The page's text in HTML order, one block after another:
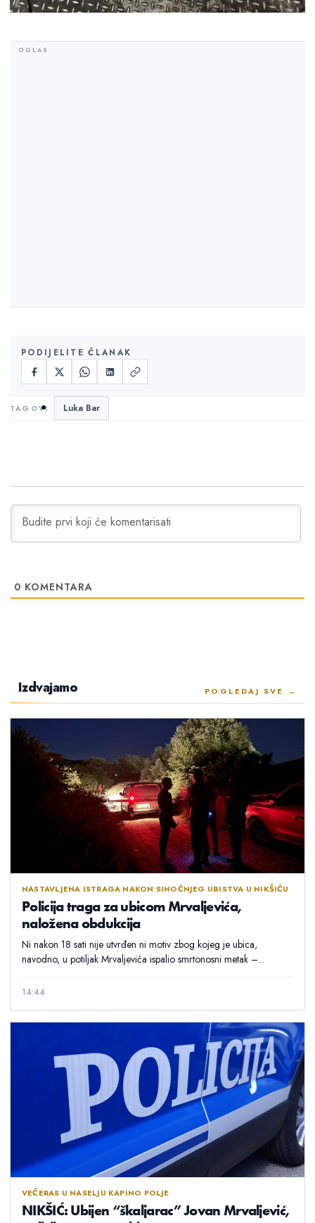
PODIJELITE ČLANAK
Luka Bar
0 KOMENTARA
Izdvajamo POGLEDAJ SVE →
NASTAVLJENA ISTRAGA NAKON SINOĆNJEG UBISTVA U NIKŠIĆU
Policija traga za ubicom Mrvaljevića,
naložena obdukcija
Ni nakon 18 sati nije utvrđen ni motiv zbog kojeg je ubica,
navodno, u potiljak Mrvaljevića ispalio smrtonosni metak –...
14:44
VEČERAS U NASELJU KAPINO POLJE
NIKŠIĆ: Ubijen “škaljarac” Jovan Mrvaljević,